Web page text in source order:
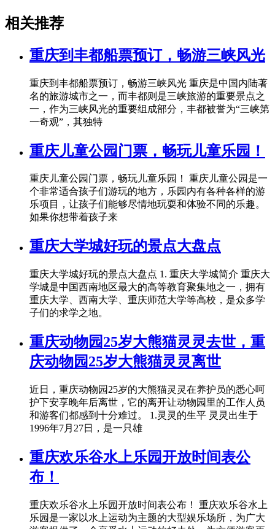
相关推荐
重庆到丰都船票预订，畅游三峡风光
重庆到丰都船票预订，畅游三峡风光 重庆是中国内陆著
名的旅游城市之一，而丰都则是三峡旅游的重要景点之
一，作为三峡风光的重要组成部分，丰都被誉为“三峡第
一奇观”，其独特
重庆儿童公园门票，畅玩儿童乐园！
重庆儿童公园门票，畅玩儿童乐园！ 重庆儿童公园是一
个非常适合孩子们游玩的地方，乐园内有各种各样的游
乐项目，让孩子们能够尽情地玩耍和体验不同的乐趣。
如果你想带着孩子来
重庆大学城好玩的景点大盘点
重庆大学城好玩的景点大盘点 1. 重庆大学城简介 重庆大
学城是中国西南地区最大的高等教育聚集地之一，拥有
重庆大学、西南大学、重庆师范大学等高校，是众多学
子们的求学之地。
重庆动物园25岁大熊猫灵灵去世，重
庆动物园25岁大熊猫灵灵离世
近日，重庆动物园25岁的大熊猫灵灵在养护员的悉心呵
护下安享晚年后离世，它的离开让动物园里的工作人员
和游客们都感到十分难过。 1.灵灵的生平 灵灵出生于
1996年7月27日，是一只雄
重庆欢乐谷水上乐园开放时间表公
布！
重庆欢乐谷水上乐园开放时间表公布！ 重庆欢乐谷水上
乐园是一家以水上运动为主题的大型娱乐场所，为广大